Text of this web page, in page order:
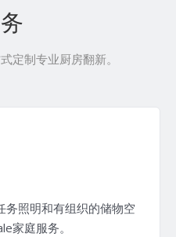
定制专业厨房翻新。
务照明和有组织的储物空
家庭服务。